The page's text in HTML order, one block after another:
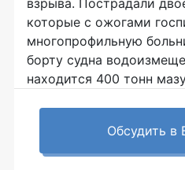
взрыва. Пострадали
которые с ожогами
многопрофильную
борту судна
находится 400 тонн
Обсудить в